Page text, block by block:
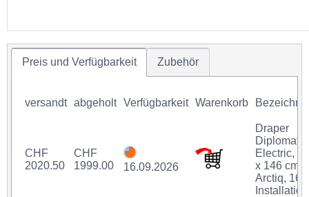
Preis und Verfügbarkeit Zubehör
versandt abgeholt Verfügbarkeit Warenkorb
CHF
2020.50
CHF
1999.00
16.09.2026
Draper
Diplomat
Electric,
x 146 cm,
Arctiq,
Installation